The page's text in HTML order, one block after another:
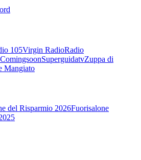
105Virgin RadioRadio
ComingsoonSuperguidatvZuppa di
Mangiato
del Risparmio 2026Fuorisalone